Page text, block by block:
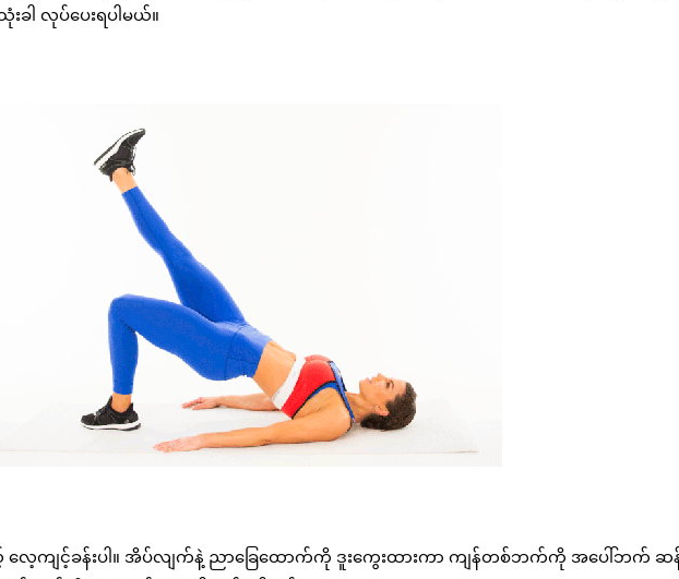
ခါ လုပ်ပေးရပါမယ်။
ေ့ကျင့်ခန်းပါ။ အိပ်လျက်နဲ့ ညာခြေထောက်ကို ဒူးကွေးထားကာ ကျန်တစ်ဘက်ကို အပေါ်ဘက် ဆန့်